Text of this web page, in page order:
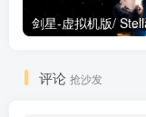
评论 抢沙发